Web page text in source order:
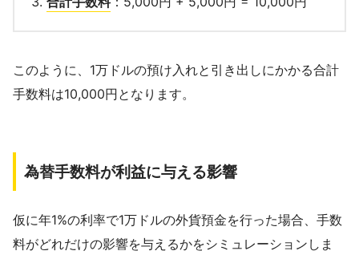
このように、1万ドルの預け入れと引き出しにかかる合計
手数料は10,000円となります。
為替手数料が利益に与える影響
仮に年1%の利率で1万ドルの外貨預金を行った場合、手数
料がどれだけの影響を与えるかをシミュレーションしま